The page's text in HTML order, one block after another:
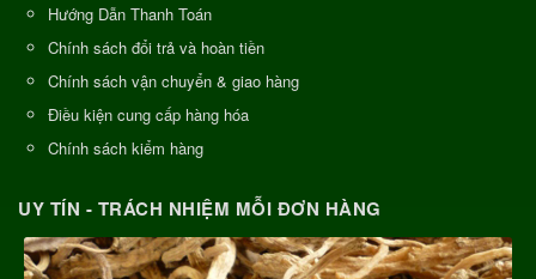
Hướng Dẫn Thanh Toán
Chính sách đổi trả và hoàn tiền
Chính sách vận chuyển & giao hàng
Điều kiện cung cấp hàng hóa
Chính sách kiểm hàng
UY TÍN - TRÁCH NHIỆM MỖI ĐƠN HÀNG